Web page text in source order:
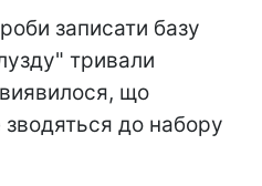
записати базу
тривали
що
зводяться до набору